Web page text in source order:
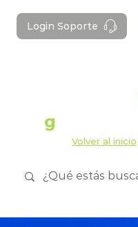
Login Soporte
g
Volver al inicio